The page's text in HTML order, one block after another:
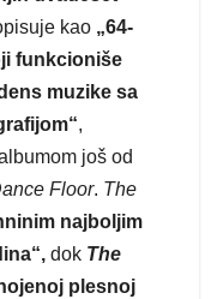
kao „64-
funkcioniše
muzike sa
,
još od
Floor. The
najboljim
dok The
plesnoj